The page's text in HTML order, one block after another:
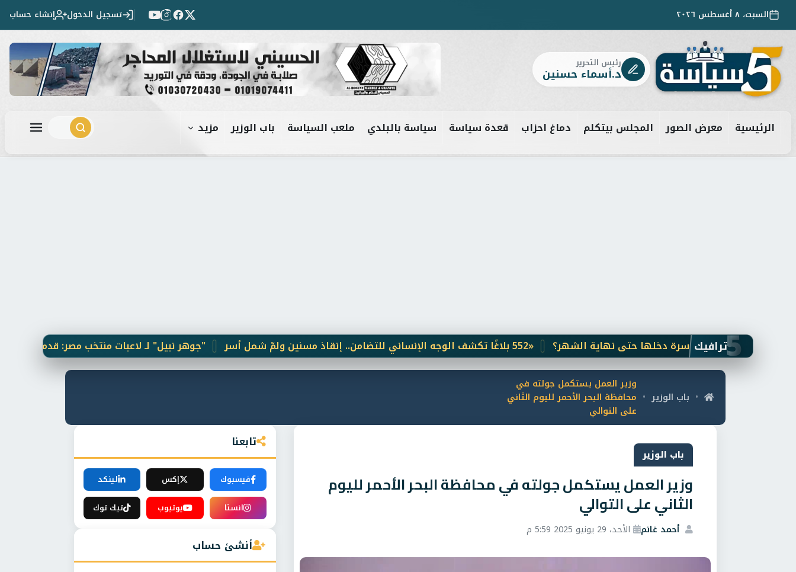
السبت، ٨ أغسطس ٢٠٢٦ تسجيل الدخول إنشاء حساب
رئيس التحرير
د.أسماء حسنين
الرئيسية معرض الصور المجلس بيتكلم دماغ احزاب قعدة سياسة سياسة بالبلدي ملعب السياسة باب الوزير مزيد
5ترافيك "جوهر نبيل" لـ لاعبات منتخب مصر: قدمتن أداءً بطوليًا «552 بلاغًا تكشف الوجه الإنساني للتضامن.. إنقاذ مسنين ولمّ شمل أسر
• باب الوزير •
وزير العمل يستكمل جولته في
محافظة البحر الأحمر لليوم الثاني
على التوالي
باب الوزير
وزير العمل يستكمل جولته في محافظة البحر الأحمر لليوم
الثاني على التوالي
أحمد غانم الأحد، 29 يونيو 2025 5:59 م
تابعنا
فيسبوك إكس
لينكد
انستا
يوتيوب تيك توك
أنشئ حساب